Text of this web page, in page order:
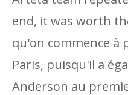
end, it was worth
qu'on commence à
Paris, puisqu'il a
Anderson au